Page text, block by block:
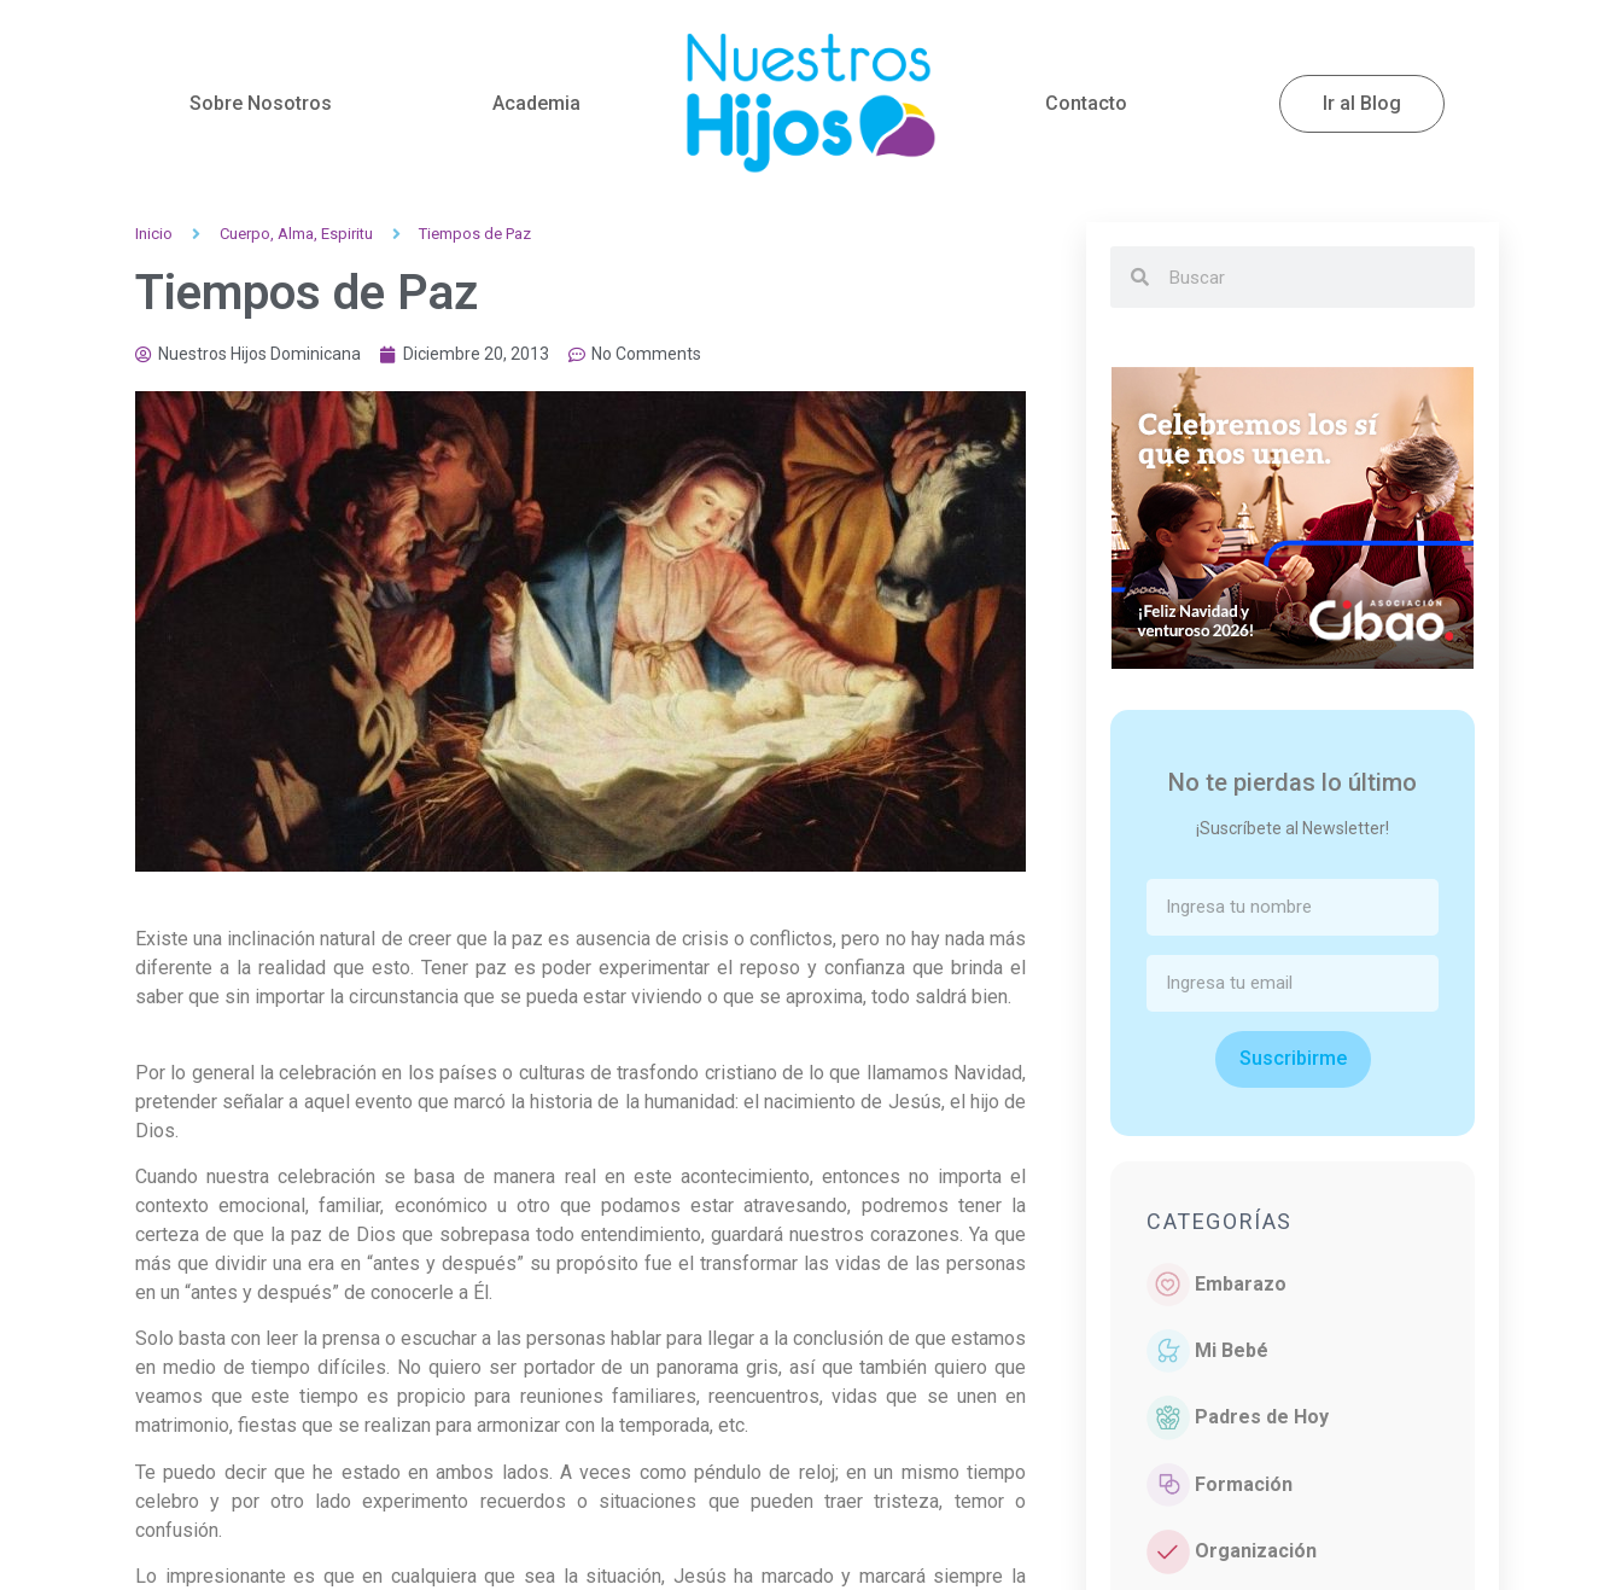
Sobre Nosotros Academia Contacto Ir al Blog
Inicio Cuerpo, Alma, Espiritu Tiempos de Paz
Tiempos de Paz
Nuestros Hijos Dominicana Diciembre 20, 2013 No Comments
Existe una inclinación natural de creer que la paz es ausencia de crisis o conflictos, pero no hay nada más
diferente a la realidad que esto. Tener paz es poder experimentar el reposo y confianza que brinda el
saber que sin importar la circunstancia que se pueda estar viviendo o que se aproxima, todo saldrá bien.
Por lo general la celebración en los países o culturas de trasfondo cristiano de lo que llamamos Navidad,
pretender señalar a aquel evento que marcó la historia de la humanidad: el nacimiento de Jesús, el hijo de
Dios.
Cuando nuestra celebración se basa de manera real en este acontecimiento, entonces no importa el
contexto emocional, familiar, económico u otro que podamos estar atravesando, podremos tener la
certeza de que la paz de Dios que sobrepasa todo entendimiento, guardará nuestros corazones. Ya que
más que dividir una era en “antes y después” su propósito fue el transformar las vidas de las personas
en un “antes y después” de conocerle a Él.
Solo basta con leer la prensa o escuchar a las personas hablar para llegar a la conclusión de que estamos
en medio de tiempo difíciles. No quiero ser portador de un panorama gris, así que también quiero que
veamos que este tiempo es propicio para reuniones familiares, reencuentros, vidas que se unen en
matrimonio, fiestas que se realizan para armonizar con la temporada, etc.
Te puedo decir que he estado en ambos lados. A veces como péndulo de reloj; en un mismo tiempo
celebro y por otro lado experimento recuerdos o situaciones que pueden traer tristeza, temor o
confusión.
Lo impresionante es que en cualquiera que sea la situación, Jesús ha marcado y marcará siempre la
No te pierdas lo último
¡Suscríbete al Newsletter!
Suscribirme
CATEGORÍAS
Embarazo
Mi Bebé
Padres de Hoy
Formación
Organización